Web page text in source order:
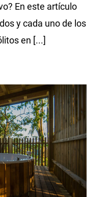
En este artículo
y cada uno de los
en [...]